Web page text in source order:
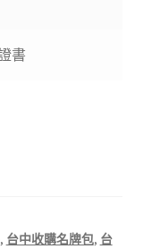
書
, 台中收購名牌包, 台